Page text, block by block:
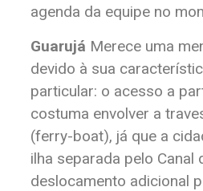
agenda da equipe no
Guarujá Merece uma
devido à sua
particular: o acesso a
costuma envolver a
(ferry-boat), já que a
ilha separada pelo Canal
deslocamento adicional